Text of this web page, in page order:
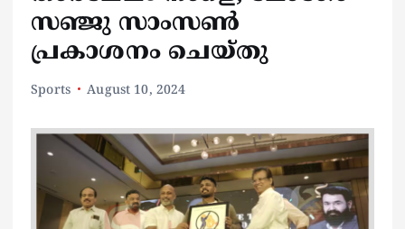
സഞ്ജു സാംസണ്‍
പ്രകാശനം ചെയ്തു
Sports August 10, 2024